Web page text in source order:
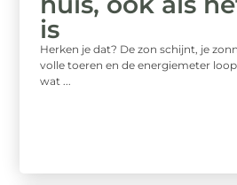
is
Herken je dat? De zon schijnt, je
volle toeren en de energiemeter
wat ...